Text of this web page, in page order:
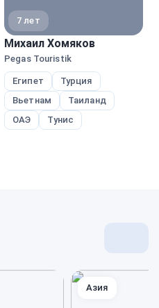
7 лет
Михаил Хомяков
Pegas Touristik
Египет
Турция
Вьетнам
Таиланд
ОАЭ
Тунис
Азия